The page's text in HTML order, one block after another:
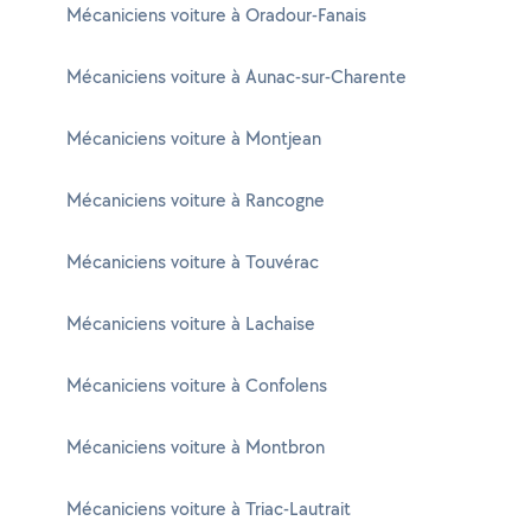
Mécaniciens voiture à Oradour-Fanais
Mécaniciens voiture à Aunac-sur-Charente
Mécaniciens voiture à Montjean
Mécaniciens voiture à Rancogne
Mécaniciens voiture à Touvérac
Mécaniciens voiture à Lachaise
Mécaniciens voiture à Confolens
Mécaniciens voiture à Montbron
Mécaniciens voiture à Triac-Lautrait